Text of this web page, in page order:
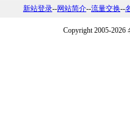
新站登录--网站简介--流量交换--
Copyright 2005-